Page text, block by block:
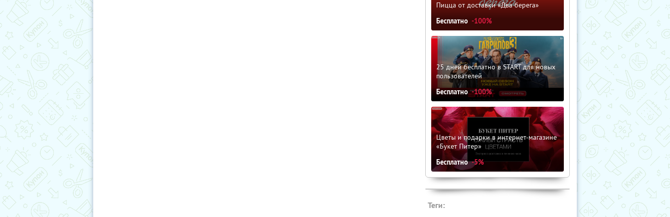
Пицца от доставки «Два берега»
Бесплатно -100%
25 дней бесплатно в START для новых
пользователей
Бесплатно -100%
Цветы и подарки в интернет-магазине
«Букет Питер»
Бесплатно -5%
Теги: